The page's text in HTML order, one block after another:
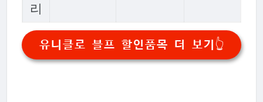
리
유니클로 블프 할인품목 더 보기👆